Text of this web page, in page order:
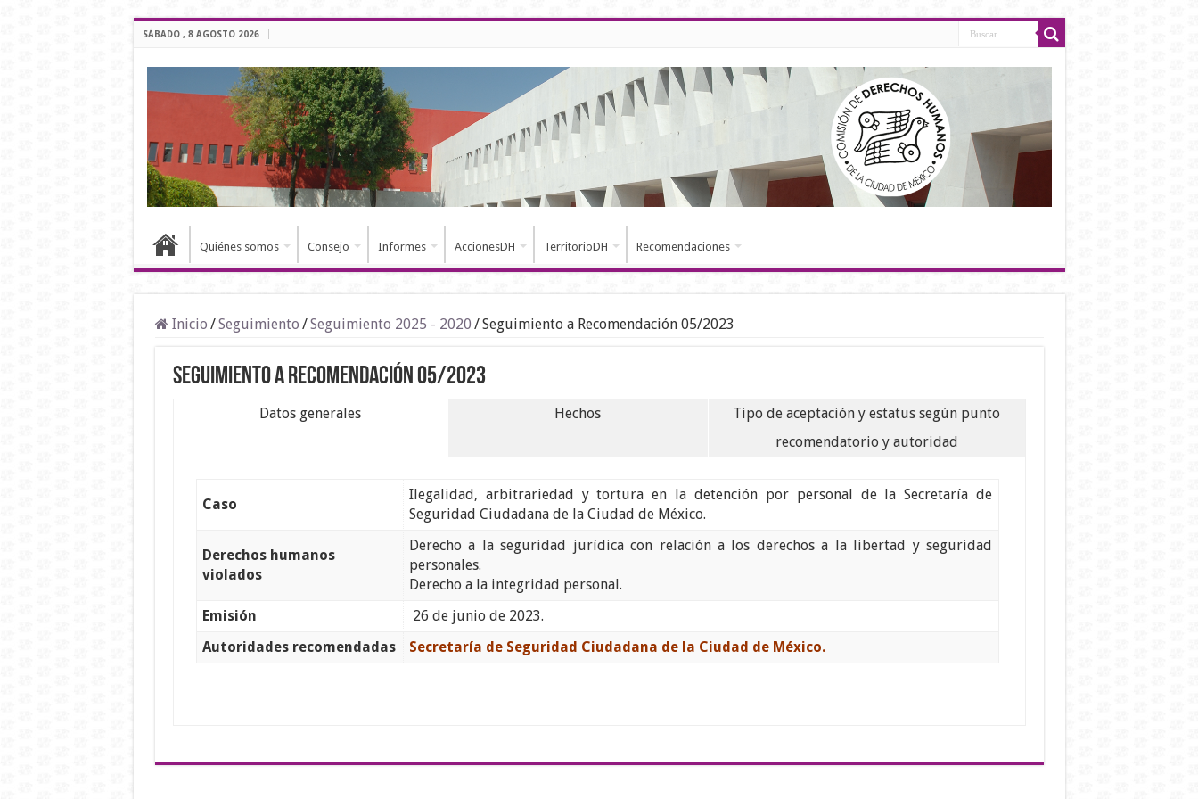
SÁBADO , 8 AGOSTO 2026
Quiénes somos Consejo Informes AccionesDH TerritorioDH Recomendaciones
Inicio /Seguimiento /Seguimiento 2025 - 2020 /Seguimiento a Recomendación 05/2023
Seguimiento a Recomendación 05/2023
Datos generales Hechos
Tipo de aceptación y estatus según punto
recomendatorio y autoridad
Caso
Ilegalidad, arbitrariedad y tortura en la detención por personal de la Secretaría de
Seguridad Ciudadana de la Ciudad de México.
Derechos humanos
violados
Derecho a la seguridad jurídica con relación a los derechos a la libertad y seguridad
personales.
Derecho a la integridad personal.
Emisión
26 de junio de 2023.
Autoridades recomendadas
Secretaría de Seguridad Ciudadana de la Ciudad de México.